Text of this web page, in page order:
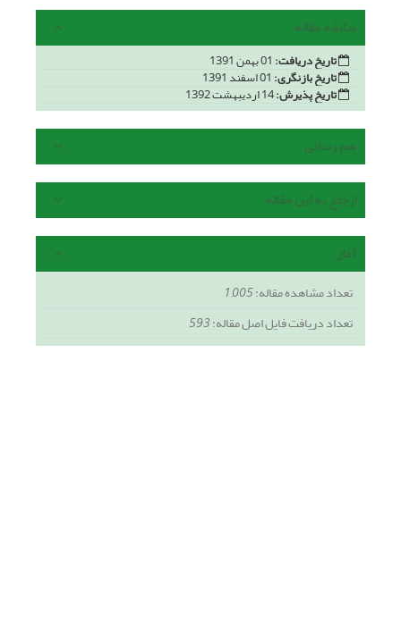
سابقه مقاله
تاریخ دریافت:
تاریخ بازنگری:
تاریخ پذیرش:14 اردیبهشت 1392
هم رسانی
ارجاع به این مقاله
آمار
تعداد مشاهده مقاله:1,005
تعداد دریافت فایل اصل مقاله:593